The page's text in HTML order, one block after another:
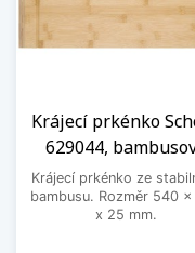
Krájecí prkénko
629044,
Krájecí prkénko ze
bambusu. Rozměr 540
x 25 mm.